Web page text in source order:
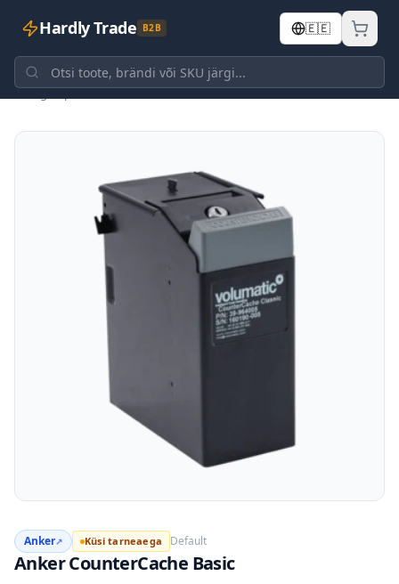
Hardly Trade B2B 🇪🇪
Tagasi poodi
Anker↗ Küsi tarneaega Default
Anker CounterCache Basic